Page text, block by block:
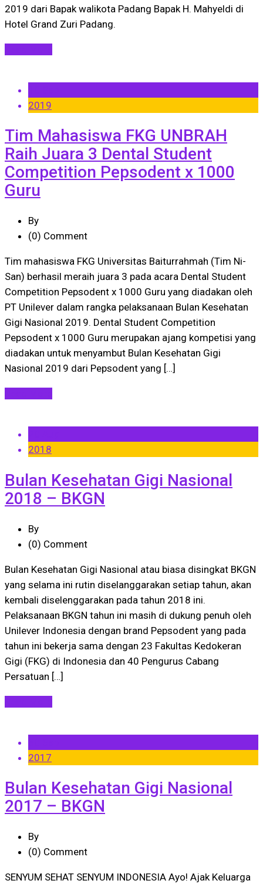
2019 dari Bapak walikota Padang Bapak H. Mahyeldi di
Hotel Grand Zuri Padang.
2019
Tim Mahasiswa FKG UNBRAH
Raih Juara 3 Dental Student
Competition Pepsodent x 1000
Guru
By
(0) Comment
Tim mahasiswa FKG Universitas Baiturrahmah (Tim Ni-
San) berhasil meraih juara 3 pada acara Dental Student
Competition Pepsodent x 1000 Guru yang diadakan oleh
PT Unilever dalam rangka pelaksanaan Bulan Kesehatan
Gigi Nasional 2019. Dental Student Competition
Pepsodent x 1000 Guru merupakan ajang kompetisi yang
diadakan untuk menyambut Bulan Kesehatan Gigi
Nasional 2019 dari Pepsodent yang […]
2018
Bulan Kesehatan Gigi Nasional
2018 – BKGN
By
(0) Comment
Bulan Kesehatan Gigi Nasional atau biasa disingkat BKGN
yang selama ini rutin diselanggarakan setiap tahun, akan
kembali diselenggarakan pada tahun 2018 ini.
Pelaksanaan BKGN tahun ini masih di dukung penuh oleh
Unilever Indonesia dengan brand Pepsodent yang pada
tahun ini bekerja sama dengan 23 Fakultas Kedokeran
Gigi (FKG) di Indonesia dan 40 Pengurus Cabang
Persatuan […]
2017
Bulan Kesehatan Gigi Nasional
2017 – BKGN
By
(0) Comment
SENYUM SEHAT SENYUM INDONESIA Ayo! Ajak Keluarga